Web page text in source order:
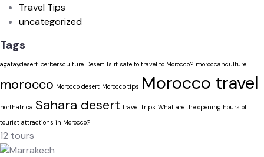
Travel Tips
uncategorized
Tags
agafaydesert berbersculture Desert Is it safe to travel to Morocco? moroccanculture
morocco Morocco desert Morocco tips Morocco travel
northafrica Sahara desert travel trips What are the opening hours of
tourist attractions in Morocco?
12 tours